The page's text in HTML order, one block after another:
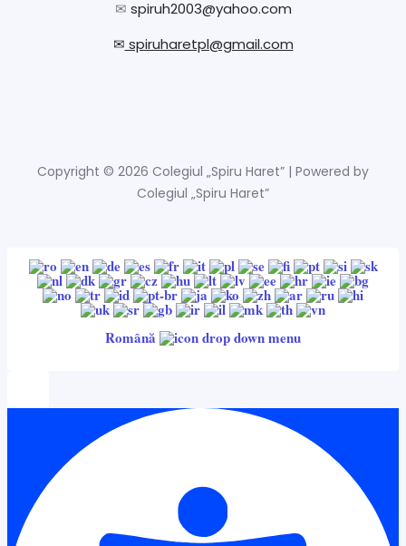
✉ spiruh2003@yahoo.com
✉ spiruharetpl@gmail.com
Copyright © 2026 Colegiul „Spiru Haret” | Powered by
Colegiul „Spiru Haret”
Română